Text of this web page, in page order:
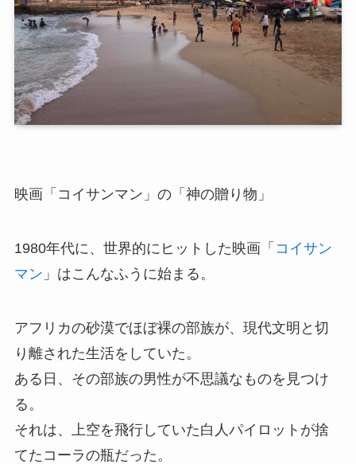
映画「コイサンマン」の「神の贈り物」
1980年代に、世界的にヒットした映画「 コイサン
マン 」はこんなふうに始まる。
アフリカの砂漠でほぼ裸の部族が、現代文明と切
り離された生活をしていた。
ある日、その部族の男性が不思議なものを見つけ
る。
それは、上空を飛行していた白人パイロットが捨
てたコーラの瓶だった。